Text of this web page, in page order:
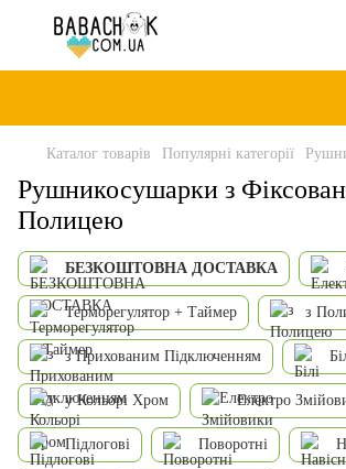
Каталог товарів Популярні категорії
Рушникосушарки з
Полицею
БЕЗКОШТОВНА ДОСТАВКА
Терморегулятор + Таймер з
з Прихованим Підключенням
у Кольорі Хром Електро
Підлогові Поворотні